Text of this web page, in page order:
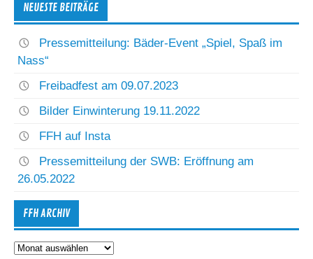
NEUESTE BEITRÄGE
Pressemitteilung: Bäder-Event „Spiel, Spaß im
Nass“
Freibadfest am 09.07.2023
Bilder Einwinterung 19.11.2022
FFH auf Insta
Pressemitteilung der SWB: Eröffnung am
26.05.2022
FFH ARCHIV
FFH